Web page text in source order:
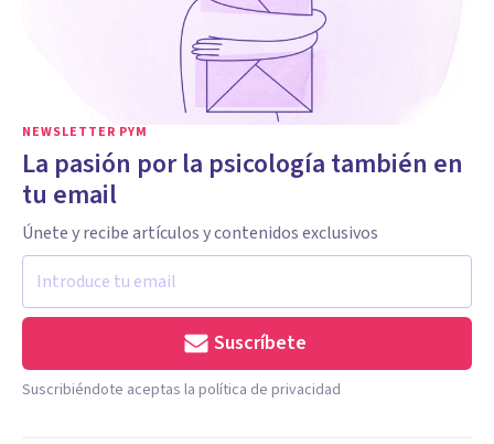
NEWSLETTER PYM
La pasión por la psicología también en
tu email
Únete y recibe artículos y contenidos exclusivos
Suscríbete
Suscribiéndote aceptas la política de privacidad